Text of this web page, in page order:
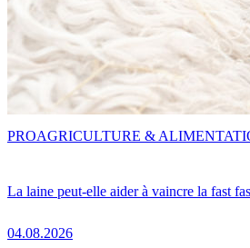
La laine peut-elle aider à vaincre la fast
04.08.2026
PROAGRICULTURE &